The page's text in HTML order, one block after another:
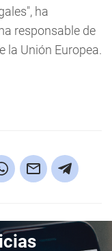
ha
responsable de
la Unión Europea.